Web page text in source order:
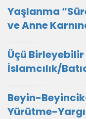
Yaşlanma
ve Anne
Üçü
İslamcılık/
Beyin-
Yürütme-Yargı